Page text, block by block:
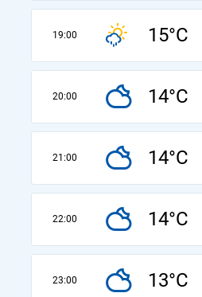
19:00 15°C
20:00 14°C
21:00 14°C
22:00 14°C
23:00 13°C